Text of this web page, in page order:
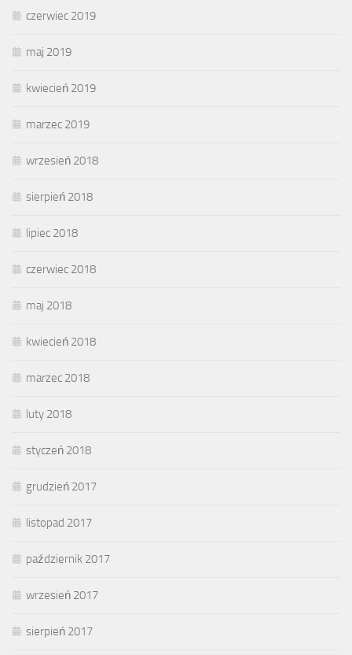
czerwiec 2019
maj 2019
kwiecień 2019
marzec 2019
wrzesień 2018
sierpień 2018
lipiec 2018
czerwiec 2018
maj 2018
kwiecień 2018
marzec 2018
luty 2018
styczeń 2018
grudzień 2017
listopad 2017
październik 2017
wrzesień 2017
sierpień 2017